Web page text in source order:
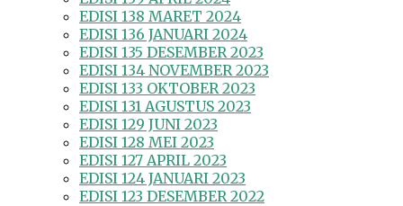
EDISI 138 MARET 2024
EDISI 136 JANUARI 2024
EDISI 135 DESEMBER 2023
EDISI 134 NOVEMBER 2023
EDISI 133 OKTOBER 2023
EDISI 131 AGUSTUS 2023
EDISI 129 JUNI 2023
EDISI 128 MEI 2023
EDISI 127 APRIL 2023
EDISI 124 JANUARI 2023
EDISI 123 DESEMBER 2022